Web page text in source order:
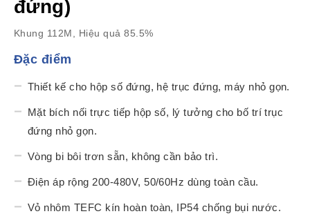
đứng)
Khung 112M, Hiệu quả 85.5%
Đặc điểm
Thiết kế cho hộp số đứng, hệ trục đứng, máy nhỏ gọn.
Mặt bích nối trực tiếp hộp số, lý tưởng cho bố trí trục
đứng nhỏ gọn.
Vòng bi bôi trơn sẵn, không cần bảo trì.
Điện áp rộng 200-480V, 50/60Hz dùng toàn cầu.
Vỏ nhôm TEFC kín hoàn toàn, IP54 chống bụi nước.